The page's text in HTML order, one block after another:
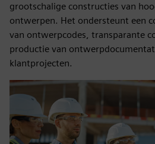
grootschalige constructies van
ontwerpen. Het ondersteunt een
van ontwerpcodes, transparante
productie van
klantprojecten.